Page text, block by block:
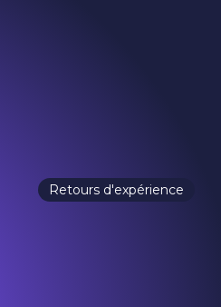
Retours d'expérience